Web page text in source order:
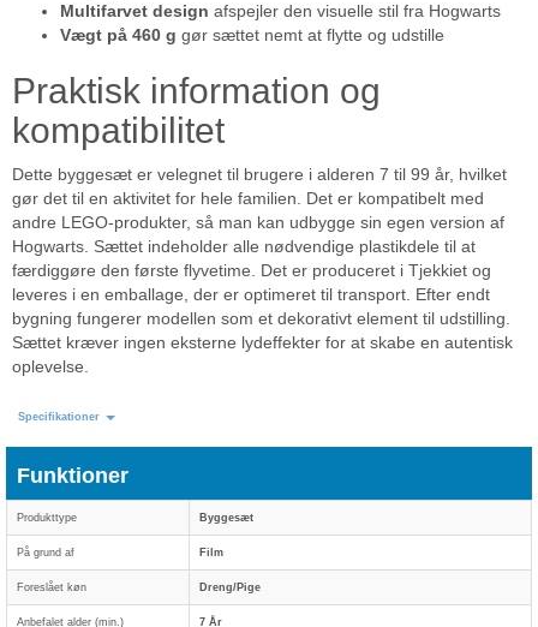
Multifarvet design afspejler den visuelle stil fra Hogwarts
Vægt på 460 g gør sættet nemt at flytte og udstille
Praktisk information og
kompatibilitet
Dette byggesæt er velegnet til brugere i alderen 7 til 99 år, hvilket
gør det til en aktivitet for hele familien. Det er kompatibelt med
andre LEGO-produkter, så man kan udbygge sin egen version af
Hogwarts. Sættet indeholder alle nødvendige plastikdele til at
færdiggøre den første flyvetime. Det er produceret i Tjekkiet og
leveres i en emballage, der er optimeret til transport. Efter endt
bygning fungerer modellen som et dekorativt element til udstilling.
Sættet kræver ingen eksterne lydeffekter for at skabe en autentisk
oplevelse.
Specifikationer
Funktioner
Produkttype Byggesæt
På grund af Film
Foreslået køn Dreng/Pige
Anbefalet alder (min.) 7 År